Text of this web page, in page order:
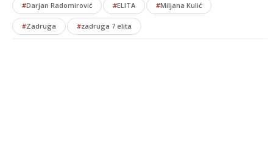
#Darjan Radomirović #ELITA #Miljana Kulić
#Zadruga #zadruga 7 elita